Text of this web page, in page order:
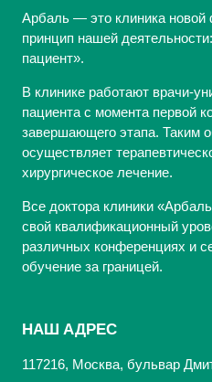
Арбаль — это клиника
принцип нашей
пациент».
В клинике работают врачи-
пациента с момента первой
завершающего этапа. Таким
осуществляет
хирургическое лечение.
Все доктора клиники
свой квалификационный
различных конференциях и
обучение за границей.
НАШ АДРЕС
117216, Москва, бульвар